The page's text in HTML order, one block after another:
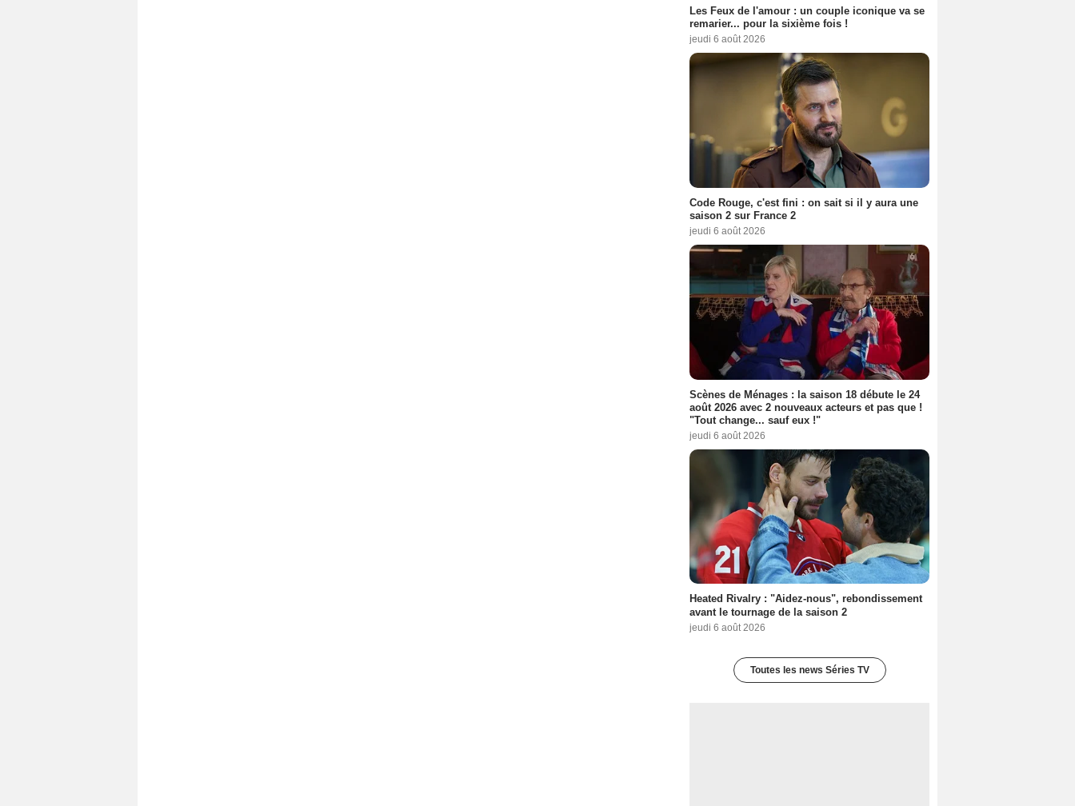
Les Feux de l'amour : un couple iconique va se
remarier... pour la sixième fois !
jeudi 6 août 2026
Code Rouge, c'est fini : on sait si il y aura une
saison 2 sur France 2
jeudi 6 août 2026
Scènes de Ménages : la saison 18 débute le 24
août 2026 avec 2 nouveaux acteurs et pas que !
"Tout change... sauf eux !"
jeudi 6 août 2026
Heated Rivalry : "Aidez-nous", rebondissement
avant le tournage de la saison 2
jeudi 6 août 2026
Toutes les news Séries TV